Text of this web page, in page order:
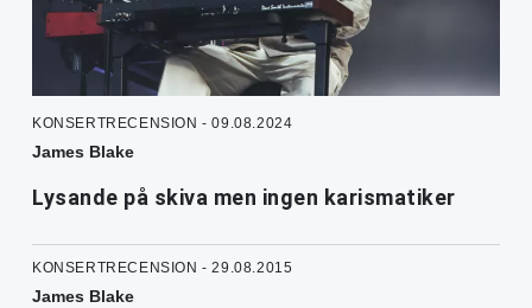
KONSERTRECENSION - 09.08.2024
James Blake
Lysande på skiva men ingen karismatiker
KONSERTRECENSION - 29.08.2015
James Blake